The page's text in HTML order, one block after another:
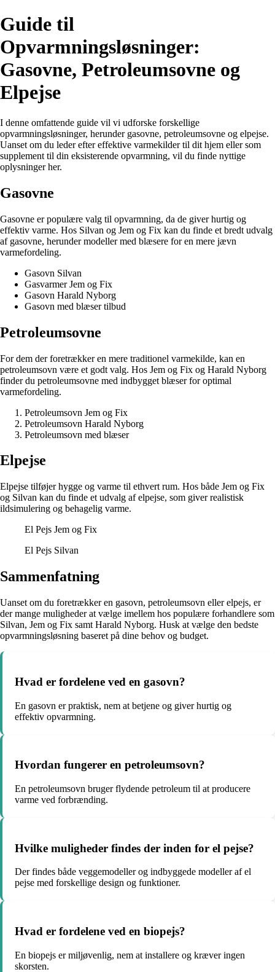
Guide til
Opvarmningsløsninger:
Gasovne, Petroleumsovne og
Elpejse
I denne omfattende guide vil vi udforske forskellige
opvarmningsløsninger, herunder gasovne, petroleumsovne og elpejse.
Uanset om du leder efter effektive varmekilder til dit hjem eller som
supplement til din eksisterende opvarmning, vil du finde nyttige
oplysninger her.
Gasovne
Gasovne er populære valg til opvarmning, da de giver hurtig og
effektiv varme. Hos Silvan og Jem og Fix kan du finde et bredt udvalg
af gasovne, herunder modeller med blæsere for en mere jævn
varmefordeling.
Gasovn Silvan
Gasvarmer Jem og Fix
Gasovn Harald Nyborg
Gasovn med blæser tilbud
Petroleumsovne
For dem der foretrækker en mere traditionel varmekilde, kan en
petroleumsovn være et godt valg. Hos Jem og Fix og Harald Nyborg
finder du petroleumsovne med indbygget blæser for optimal
varmefordeling.
Petroleumsovn Jem og Fix
Petroleumsovn Harald Nyborg
Petroleumsovn med blæser
Elpejse
Elpejse tilføjer hygge og varme til ethvert rum. Hos både Jem og Fix
og Silvan kan du finde et udvalg af elpejse, som giver realistisk
ildsimulering og behagelig varme.
El Pejs Jem og Fix
El Pejs Silvan
Sammenfatning
Uanset om du foretrækker en gasovn, petroleumsovn eller elpejs, er
der mange muligheder at vælge imellem hos populære forhandlere som
Silvan, Jem og Fix samt Harald Nyborg. Husk at vælge den bedste
opvarmningsløsning baseret på dine behov og budget.
Hvad er fordelene ved en gasovn?
En gasovn er praktisk, nem at betjene og giver hurtig og
effektiv opvarmning.
Hvordan fungerer en petroleumsovn?
En petroleumsovn bruger flydende petroleum til at producere
varme ved forbrænding.
Hvilke muligheder findes der inden for el pejse?
Der findes både veggemodeller og indbyggede modeller af el
pejse med forskellige design og funktioner.
Hvad er fordelene ved en biopejs?
En biopejs er miljøvenlig, nem at installere og kræver ingen
skorsten.